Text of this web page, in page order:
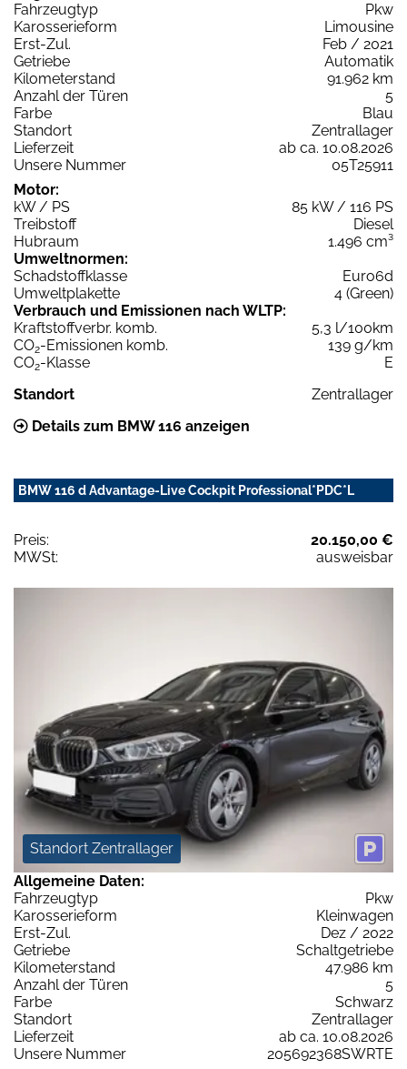
Fahrzeugtyp
Pkw
Karosserieform
Limousine
Erst-Zul.
Feb / 2021
Getriebe
Automatik
Kilometerstand
91.962 km
Anzahl der Türen
5
Farbe
Blau
Standort
Zentrallager
Lieferzeit
ab ca. 10.08.2026
Unsere Nummer
05T25911
Motor:
kW / PS
85 kW / 116 PS
Treibstoff
Diesel
Hubraum
1.496 cm³
Umweltnormen:
Schadstoffklasse
Euro6d
Umweltplakette
4 (Green)
Verbrauch und Emissionen nach WLTP:
Kraftstoffverbr. komb.
5,3 l/100km
CO2-Emissionen komb.
139 g/km
CO2-Klasse
E
Standort
Zentrallager
Details zum BMW 116 anzeigen
BMW 116 d Advantage-Live Cockpit Professional*PDC*L
Preis:
20.150,00 €
MWSt:
ausweisbar
Standort Zentrallager
Allgemeine Daten:
Fahrzeugtyp
Pkw
Karosserieform
Kleinwagen
Erst-Zul.
Dez / 2022
Getriebe
Schaltgetriebe
Kilometerstand
47.986 km
Anzahl der Türen
5
Farbe
Schwarz
Standort
Zentrallager
Lieferzeit
ab ca. 10.08.2026
Unsere Nummer
205692368SWRTE